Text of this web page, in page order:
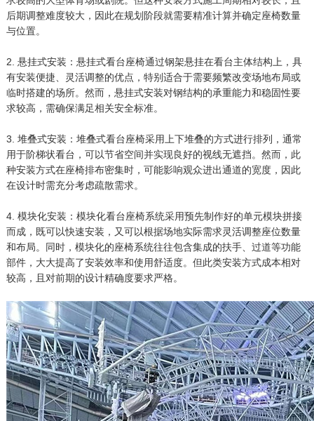
后期调整难度较大，因此在规划阶段就需要精准计算并确定座椅数量
与位置。
2. 悬挂式安装：悬挂式看台座椅通过钢架悬挂在看台主体结构上，具
有安装便捷、灵活调整的优点，特别适合于需要频繁改变场地布局或
临时搭建的场所。然而，悬挂式安装对钢结构的承重能力和稳固性要
求较高，需确保满足相关安全标准。
3. 堆叠式安装：堆叠式看台座椅采用上下堆叠的方式进行排列，通常
用于阶梯状看台，可以节省空间并实现良好的视线无遮挡。然而，此
种安装方式在座椅排布密集时，可能影响观众进出通道的宽度，因此
在设计时需充分考虑疏散需求。
4. 模块化安装：模块化看台座椅系统采用预先制作好的单元模块拼接
而成，既可以快速安装，又可以根据场地实际需求灵活调整座位数量
和布局。同时，模块化的座椅系统往往包含集成的扶手、过道等功能
部件，大大提高了安装效率和使用舒适度。但此类安装方式成本相对
较高，且对前期的设计精确度要求严格。